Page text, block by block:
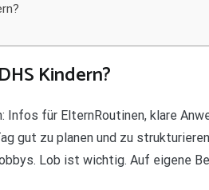
Kindern?
für ElternRoutinen, klare
gut zu planen und zu
Lob ist wichtig. Auf eigene